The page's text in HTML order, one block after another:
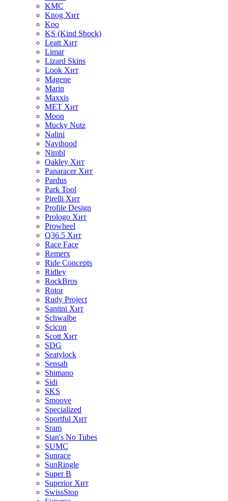
KMC
Knog Хит
Koo
KS (Kind Shock)
Leatt Хит
Limar
Lizard Skins
Look Хит
Magene
Marin
Maxxis
MET Хит
Moon
Mucky Nutz
Nalini
Navihood
Nimbl
Oakley Хит
Panaracer Хит
Pardus
Park Tool
Pirelli Хит
Profile Design
Prologo Хит
Prowheel
Q36.5 Хит
Race Face
Remerx
Ride Concepts
Ridley
RockBros
Rotor
Rudy Project
Santini Хит
Schwalbe
Scicon
Scott Хит
SDG
Seatylock
Sensah
Shimano
Sidi
SKS
Smoove
Specialized
Sportful Хит
Sram
Stan's No Tubes
SUMC
Sunrace
SunRingle
Super B
Superior Хит
SwissStop